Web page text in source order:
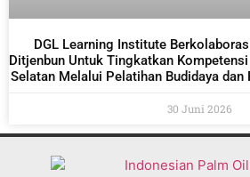
DGL Learning Institute
Ditjenbun Untuk Tingkatkan
Selatan Melalui Pelatihan Budidaya dan
30 Juni 2026